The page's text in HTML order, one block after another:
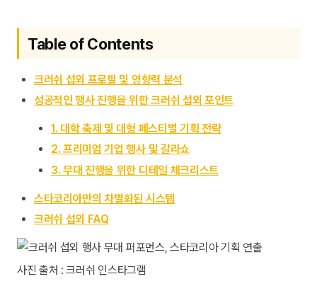
Table of Contents
크러쉬 섭외 프로필 및 영향력 분석
성공적인 행사 진행을 위한 크러쉬 섭외 포인트
1. 대학 축제 및 대형 페스티벌 기획 전략
2. 프리미엄 기업 행사 및 갈라쇼
3. 무대 진행을 위한 디테일 체크리스트
스타코리아만의 차별화된 시스템
크러쉬 섭외 FAQ
사진 출처 : 크러쉬 인스타그램